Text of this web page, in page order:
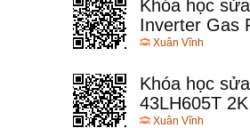
Khóa học
Inverter Gas
Xuân Vĩnh
Khóa học
43LH605T 2K
Xuân Vĩnh